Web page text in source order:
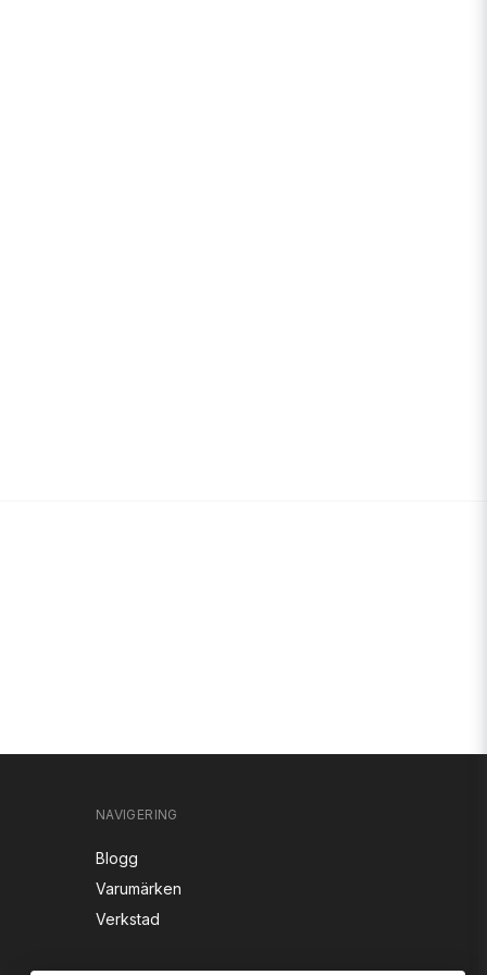
NAVIGERING
Blogg
Varumärken
Verkstad